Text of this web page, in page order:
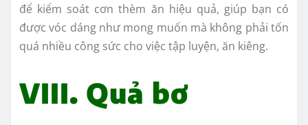
để kiểm soát cơn thèm ăn hiệu quả, giúp bạn có
được vóc dáng như mong muốn mà không phải tốn
quá nhiều công sức cho việc tập luyện, ăn kiêng.
VIII. Quả bơ